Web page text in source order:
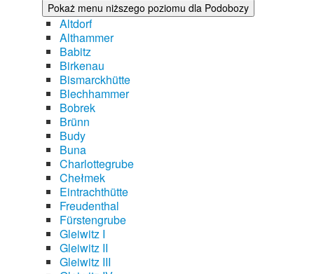
Pokaż menu niższego poziomu dla Podobozy
Altdorf
Althammer
Babitz
Birkenau
Bismarckhütte
Blechhammer
Bobrek
Brünn
Budy
Buna
Charlottegrube
Chełmek
Eintrachthütte
Freudenthal
Fürstengrube
Gleiwitz I
Gleiwitz II
Gleiwitz III